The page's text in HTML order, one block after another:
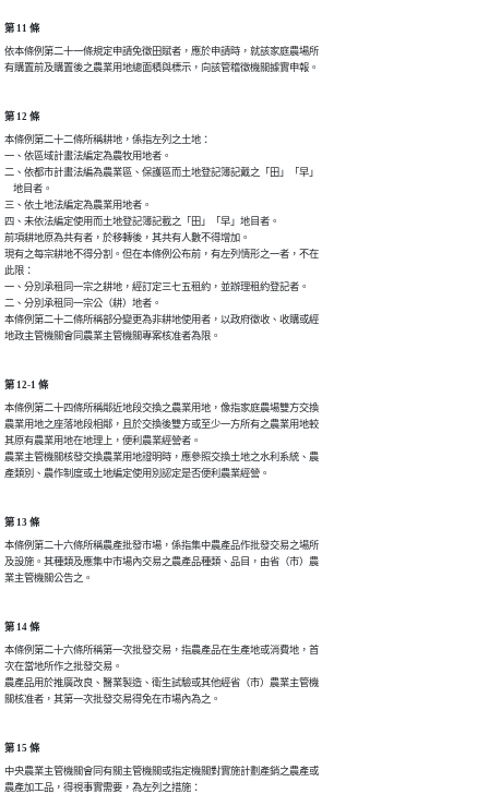
第 11 條
依本條例第二十一條規定申請免徵田賦者，應於申請時，就該家庭農場所
有購置前及購置後之農業用地總面積與標示，向該管稽徵機關據實申報。
第 12 條
本條例第二十二條所稱耕地，係指左列之土地：
一、依區域計畫法編定為農牧用地者。
二、依都市計畫法編為農業區、保護區而土地登記簿記戴之「田」「早」
    地目者。
三、依土地法編定為農業用地者。
四、未依法編定使用而土地登記簿記載之「田」「早」地目者。
前項耕地原為共有者，於移轉後，其共有人數不得增加。
現有之每宗耕地不得分割。但在本條例公布前，有左列情形之一者，不在
此限：
一、分別承租同一宗之耕地，經訂定三七五租約，並辦理租約登記者。
二、分別承租同一宗公（耕）地者。
本條例第二十二條所稱部分變更為非耕地使用者，以政府徵收、收購或經
地政主管機關會同農業主管機關專案核准者為限。
第 12-1 條
本條例第二十四條所稱鄰近地段交換之農業用地，像指家庭農場雙方交換
農業用地之座落地段相鄰，且於交換後雙方或至少一方所有之農業用地較
其原有農業用地在地理上，便利農業經營者。
農業主管機關核發交換農業用地證明時，應參照交換土地之水利系統、農
產類別、農作制度或土地編定使用別認定是否便利農業經營。
第 13 條
本條例第二十六條所稱農產批發市場，係指集中農產品作批發交易之場所
及設施。其種類及應集中市場內交易之農產品種類、品目，由省（市）農
業主管機關公告之。
第 14 條
本條例第二十六條所稱第一次批發交易，指農產品在生產地或消費地，首
次在當地所作之批發交易。
農產品用於推廣改良、醫業製造、衛生試驗或其他經省（市）農業主管機
關核准者，其第一次批發交易得免在市場內為之。
第 15 條
中央農業主管機關會同有關主管機關或指定機關對實施計劃產銷之農產或
農產加工品，得視事實需要，為左列之措施：